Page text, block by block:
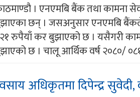
। एनएमबि बैंक तथा कामना
छन् । जसअनुसार एनएमबि बैंकले
रुपैयाँ कर बुझाएको छ । यसैगरी
छ । चालू आर्थिक वर्ष २०८०/
अधिकृतमा दिपेन्द्र